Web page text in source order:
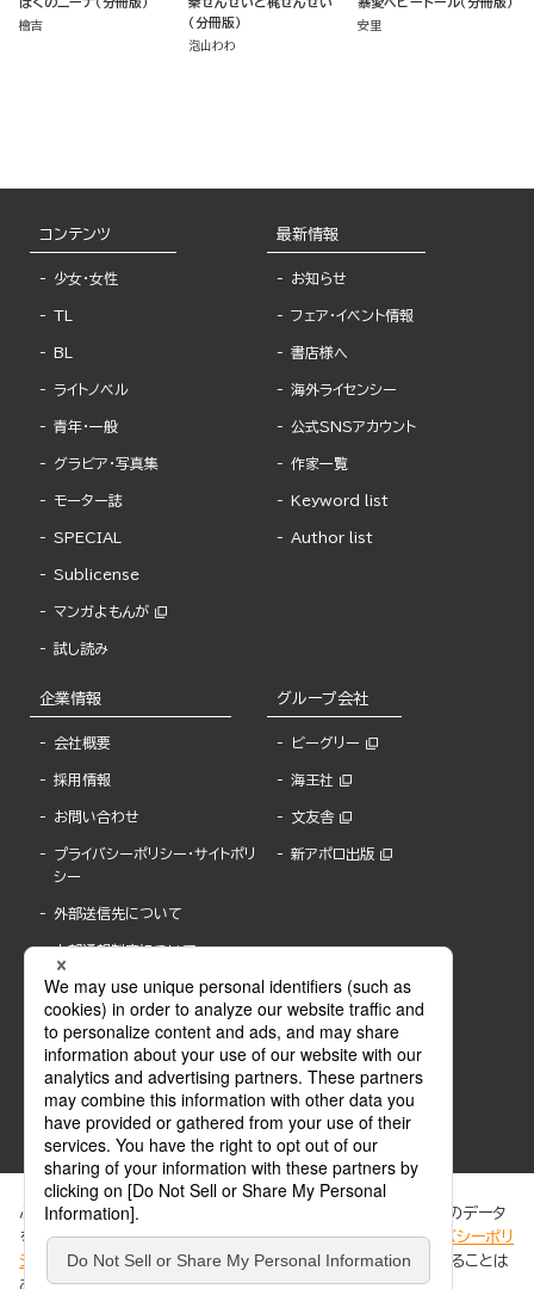
檜吉
（分冊版）
泡山わわ
安里
コンテンツ
少女・女性
TL
BL
ライトノベル
青年・一般
グラビア・写真集
モーター誌
SPECIAL
Sublicense
マンガよもんが
試し読み
最新情報
お知らせ
フェア・イベント情報
書店様へ
海外ライセンシー
公式SNSアカウント
作家一覧
Keyword list
Author list
企業情報
会社概要
採用情報
お問い合わせ
プライバシーポリシー・サイトポリ
シー
外部送信先について
内部通報制度について
グループ会社
ビーグリー
海王社
文友舎
新アポロ出版
ABJマークは、この電子書店・電子書籍配信サービスが、著作権者からコンテンツ使用許諾を
ぶんか社が運営するサイトでは、利便性向上のためにCookie等のデータ
を使用しています。 当社のCookieについての詳細は、「プライバシーポリ
シー
」をご覧ください。当サイトでは、訪問者の個人情報を追跡することは
ありません。